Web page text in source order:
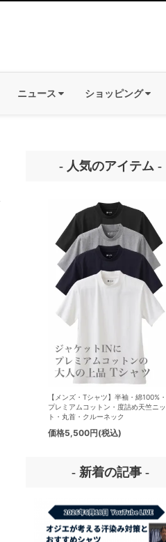
ニュース ショッピング
- 人気のアイテム -
【メンズ・Tシャツ】半袖・綿100%・
プレミアムコットン・度詰め天竺ニッ
ト・丸首・クルーネック
価格5,500円(税込)
- 新着の記事 -